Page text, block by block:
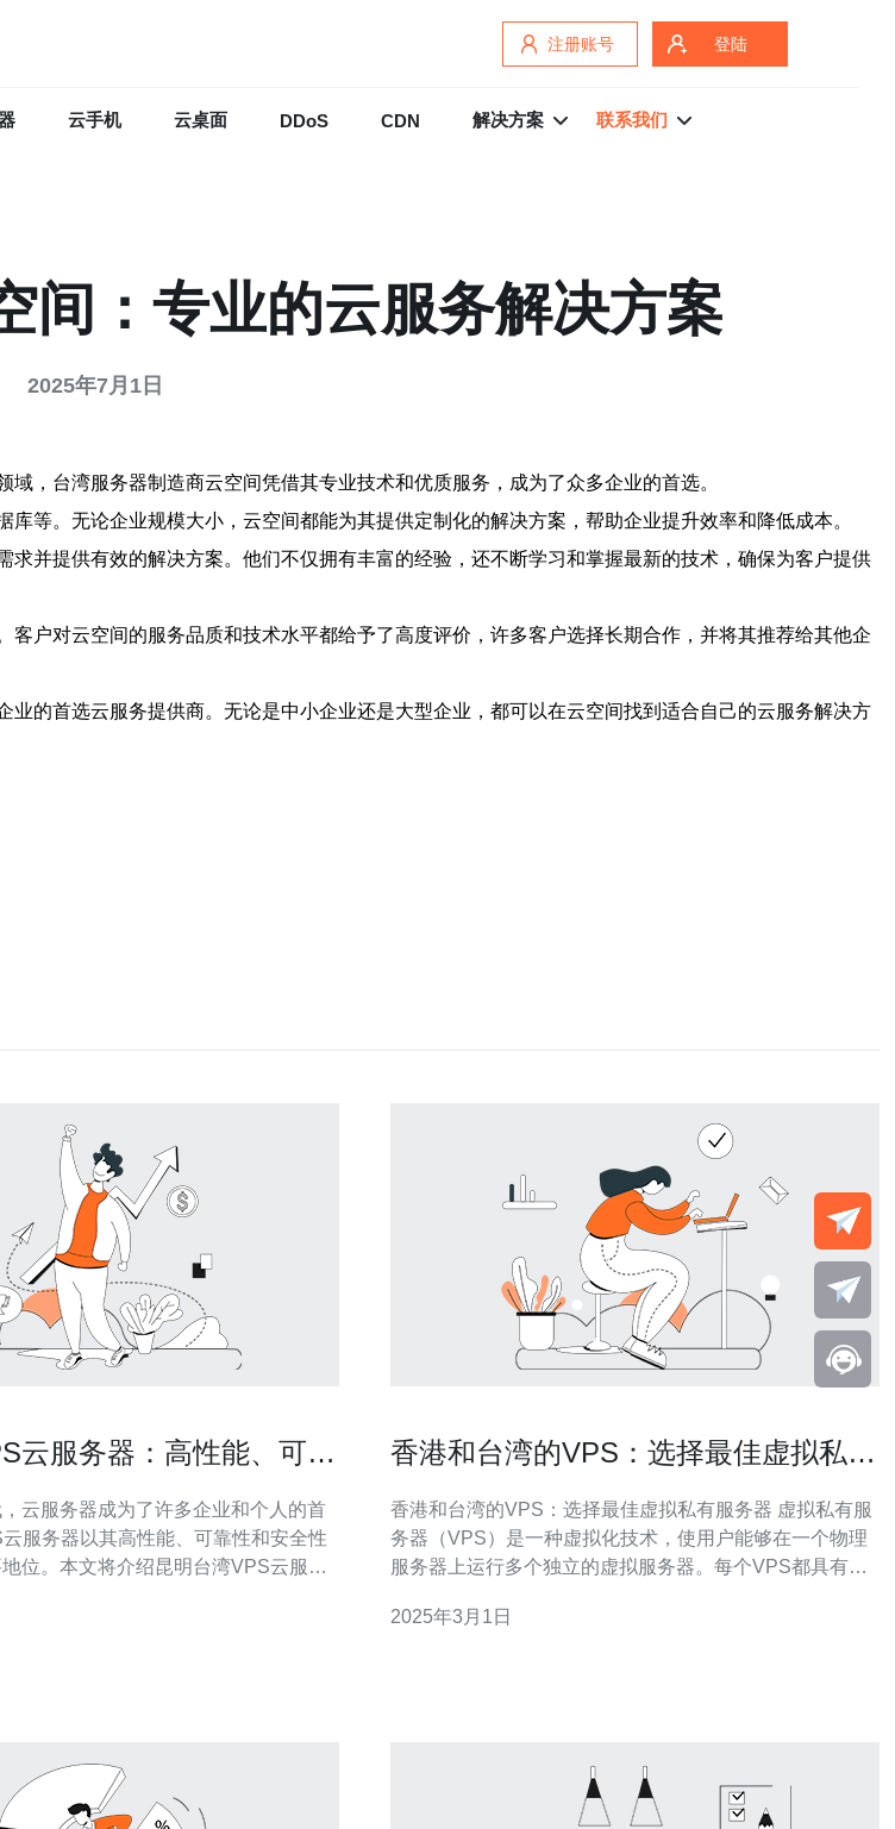
注册账号 登陆
云手机 云桌面 DDoS CDN 解决方案 联系我们
间：专业的云服务解决方案
2025年7月1日
，台湾服务器制造商云空间凭借其专业技术和优质服务，成为了众多企业的首选。
等。无论企业规模大小，云空间都能为其提供定制化的解决方案，帮助企业提升效率和降低成本。
并提供有效的解决方案。他们不仅拥有丰富的经验，还不断学习和掌握最新的技术，确保为客户提供
户对云空间的服务品质和技术水平都给予了高度评价，许多客户选择长期合作，并将其推荐给其他企
的首选云服务提供商。无论是中小企业还是大型企业，都可以在云空间找到适合自己的云服务解决方
云服务器：高性能、可
云服务器成为了许多企业和个人的首
服务器以其高性能、可靠性和安全性
位。本文将介绍昆明台湾VPS云服务
供卓越的性能。无论是网站托管、应
香港和台湾的VPS：选择最佳虚拟私有
香港和台湾的VPS：选择最佳虚拟私有服务器 虚拟私有服
务器（VPS）是一种虚拟化技术，使用户能够在一个物理
服务器上运行多个独立的虚拟服务器。每个VPS都具有自
香港和台湾作为亚洲的重要IT中心，拥有先进的网络设施
2025年3月1日